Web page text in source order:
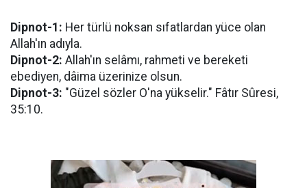
Dipnot-1: Her türlü noksan sıfatlardan yüce olan
Allah'ın adıyla.
Dipnot-2: Allah'ın selâmı, rahmeti ve bereketi
ebediyen, dâima üzerinize olsun.
Dipnot-3: "Güzel sözler O'na yükselir." Fâtır Sûresi,
35:10.